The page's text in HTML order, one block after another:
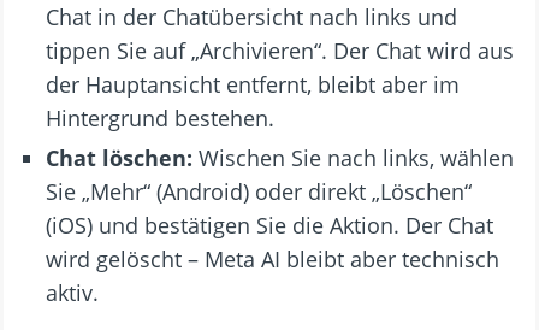
Chat in der Chatübersicht nach links und
tippen Sie auf „Archivieren“. Der Chat wird aus
der Hauptansicht entfernt, bleibt aber im
Hintergrund bestehen.
Chat löschen: Wischen Sie nach links, wählen
Sie „Mehr“ (Android) oder direkt „Löschen“
(iOS) und bestätigen Sie die Aktion. Der Chat
wird gelöscht – Meta AI bleibt aber technisch
aktiv.